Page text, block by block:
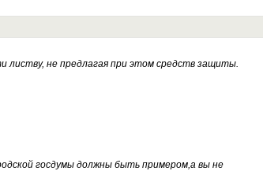
листву, не предлагая при этом средств защиты.
госдумы должны быть примером,а вы не